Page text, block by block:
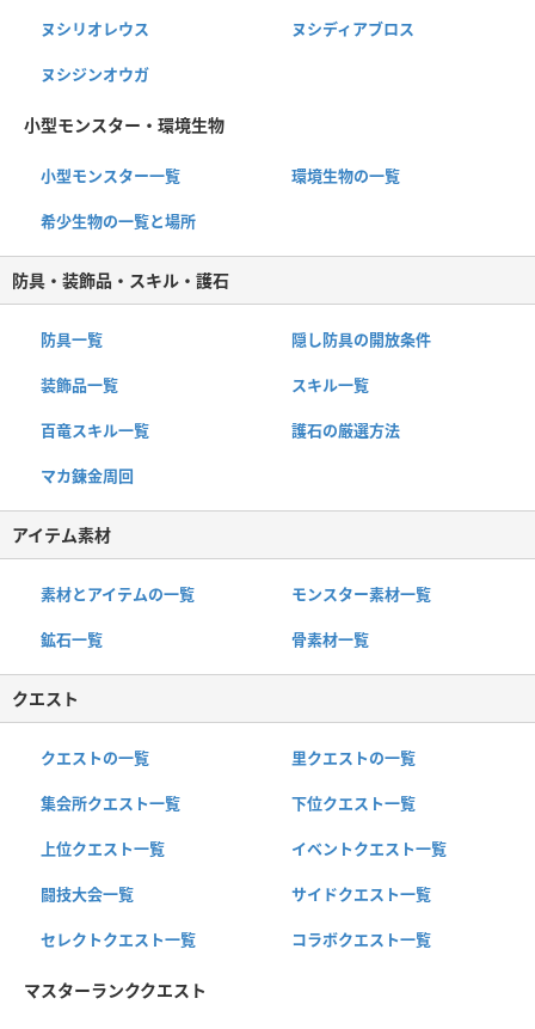
ヌシリオレウス ヌシディアブロス
ヌシジンオウガ
小型モンスター・環境生物
小型モンスター一覧 環境生物の一覧
希少生物の一覧と場所
防具・装飾品・スキル・護石
防具一覧 隠し防具の開放条件
装飾品一覧 スキル一覧
百竜スキル一覧 護石の厳選方法
マカ錬金周回
アイテム素材
素材とアイテムの一覧 モンスター素材一覧
鉱石一覧 骨素材一覧
クエスト
クエストの一覧 里クエストの一覧
集会所クエスト一覧 下位クエスト一覧
上位クエスト一覧 イベントクエスト一覧
闘技大会一覧 サイドクエスト一覧
セレクトクエスト一覧 コラボクエスト一覧
マスターランククエスト